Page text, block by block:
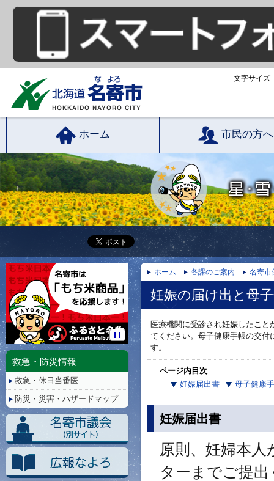
文字サイズ
ホーム 市民の方へ
ホーム 各課のご案内 名寄市
妊娠の届け出と母
医療機関に受診され妊娠したこと
てください。母子健康手帳の交付
す。
ページ内目次
妊娠届出書
母子健康
妊娠届出書
原則、妊婦本
ターまでご提
停
救急・防災情報
救急・休日当番医
防災・災害・ハザードマップ